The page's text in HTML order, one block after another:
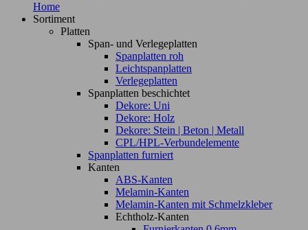
Home
Sortiment
Platten
Span- und Verlegeplatten
Spanplatten roh
Leichtspanplatten
Verlegeplatten
Spanplatten beschichtet
Dekore: Uni
Dekore: Holz
Dekore: Stein | Beton | Metall
CPL/HPL-Verbundelemente
Spanplatten furniert
Kanten
ABS-Kanten
Melamin-Kanten
Melamin-Kanten mit Schmelzkleber
Echtholz-Kanten